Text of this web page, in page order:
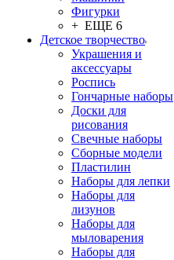
Фигурки
+ ЕЩЕ 6
Детское творчество
Украшения и
аксессуары
Роспись
Гончарные наборы
Доски для
рисования
Свечные наборы
Сборные модели
Пластилин
Наборы для лепки
Наборы для
лизунов
Наборы для
мыловарения
Наборы для